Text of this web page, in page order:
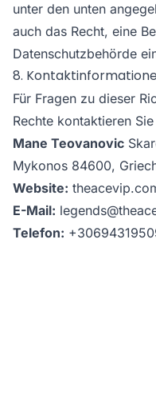
unter den unten
auch das Recht, eine
Datenschutzbehörde
8.
Für Fragen zu dieser
Rechte kontaktieren
Mane Teovanovic
Mykonos 84600,
Website:
E-Mail:
Telefon: